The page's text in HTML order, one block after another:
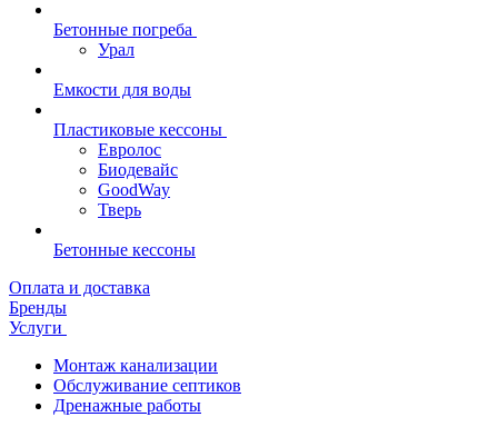
Бетонные погреба
Урал
Емкости для воды
Пластиковые кессоны
Евролос
Биодевайс
GoodWay
Тверь
Бетонные кессоны
Оплата и доставка
Бренды
Услуги
Монтаж канализации
Обслуживание септиков
Дренажные работы